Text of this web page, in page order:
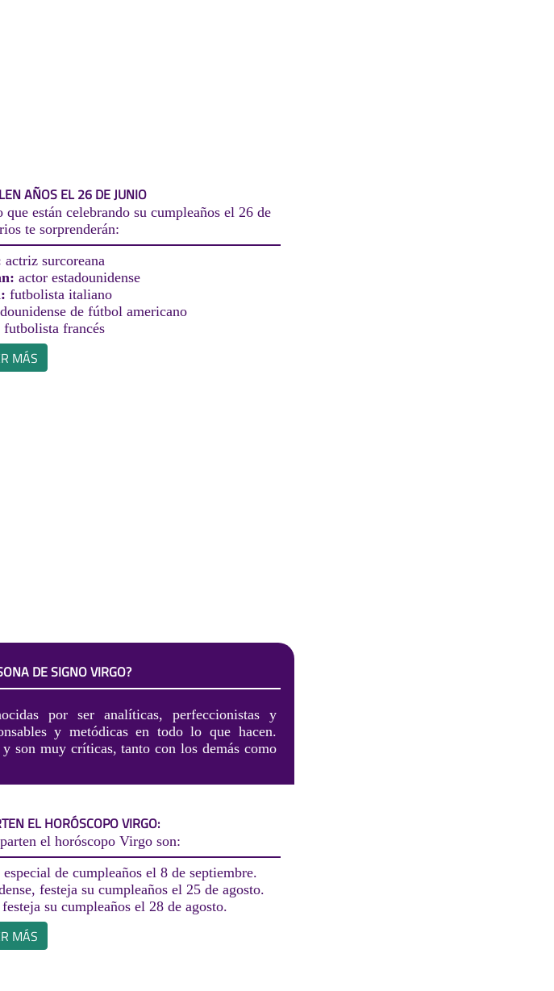
AÑOS EL 26 DE JUNIO
están celebrando su cumpleaños el 26 de
te sorprenderán:
actriz surcoreana
actor estadounidense
futbolista italiano
de fútbol americano
futbolista francés
MÁS
DE SIGNO VIRGO?
por ser analíticas, perfeccionistas y
y metódicas en todo lo que hacen.
son muy críticas, tanto con los demás como
EL HORÓSCOPO VIRGO:
el horóscopo Virgo son:
de cumpleaños el 8 de septiembre.
festeja su cumpleaños el 25 de agosto.
su cumpleaños el 28 de agosto.
MÁS